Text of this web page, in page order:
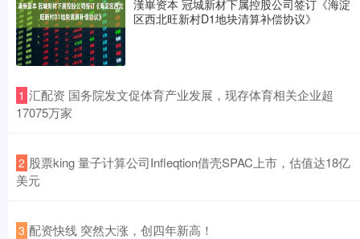
漢崋资本 冠城新材下属控股公司签订《海淀
区西北旺新村D1地块清算补偿协议》
1 ​汇配资 国务院发文促体育产业发展，现存体育相关企业超
17075万家
2 ​股票king 量子计算公司Infleqtion借壳SPAC上市，估值达18亿
美元
3 ​配资快线 突然大涨，创四年新高！